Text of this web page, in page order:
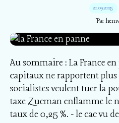
20.09.2025
Par
Au sommaire : La France
capitaux ne rapportent plus
socialistes veulent tuer la
taxe Zucman enflamme le
taux de 0,25 %. - le cac vu